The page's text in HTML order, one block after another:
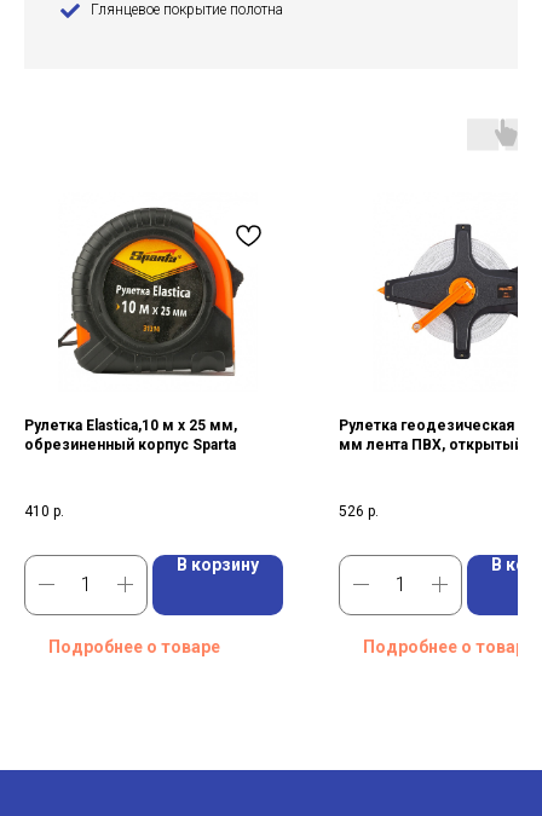
Глянцевое покрытие полотна
Рулетка Elastica,10 м х 25 мм,
обрезиненный корпус Sparta
410 р.
В корзину
Подробнее о товаре
Рулетка геодезическая 50
мм лента ПВХ, открытый
526 р.
В
Подробнее о товаре